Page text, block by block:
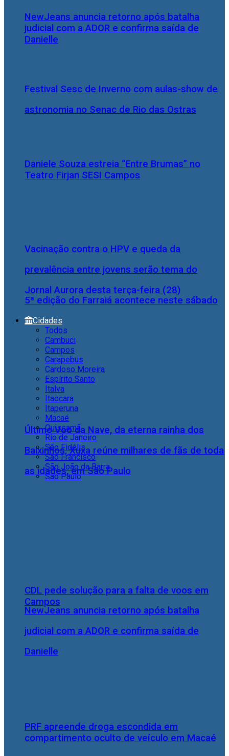
Festival Sesc de Inverno com aulas-show de
astronomia no Senac de Rio das Ostras
Vacinação contra o HPV e queda da
prevalência entre jovens serão tema do
Jornal Aurora desta terça-feira (28)
Último Voo da Nave, da eterna rainha dos
Baixinhos, Xuxa reúne milhares de fãs de toda
as idades, em São Paulo
NewJeans anuncia retorno após batalha
judicial com a ADOR e confirma saída de
Danielle
NewJeans anuncia retorno após batalha
judicial com a ADOR e confirma saída de
Danielle
Daniele Souza estreia “Entre Brumas” no
Teatro Firjan SESI Campos
5ª edição do Farraiá acontece neste sábado
Cidades
Todos
Cambuci
Campos
Carapebus
Cardoso Moreira
Espírito Santo
Italva
Itaocara
Itaperuna
Macaé
Quissamã
Rio de Janeiro
São Fidélis
São Francisco
São João da Barra
São Paulo
CDL pede solução para a falta de voos em
Campos
PRF apreende droga escondida em
compartimento oculto de veículo em Macaé